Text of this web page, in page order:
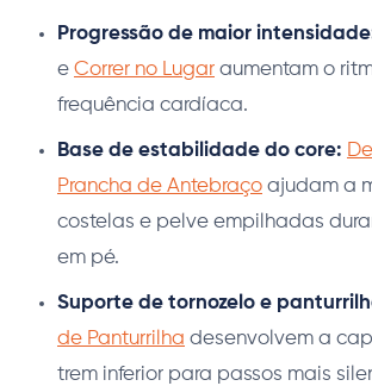
Progressão de maior
e Correr no Lugar aumentam o
frequência cardíaca.
Base de estabilidade do core:
Prancha de Antebraço ajudam a
costelas e pelve empilhadas
em pé.
Suporte de tornozelo e
de Panturrilha desenvolvem a
trem inferior para passos mais